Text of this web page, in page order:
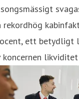
rekordhög
ett betydligt
koncernen